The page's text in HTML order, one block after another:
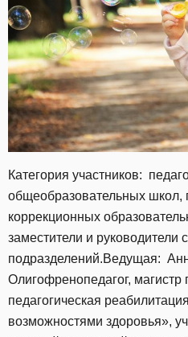
Категория участников:
общеобразовательных школ,
коррекционных
заместители и руководители
подразделений.Ведущая:
Олигофренопедагог,
педагогическая
возможностями здоровья»,